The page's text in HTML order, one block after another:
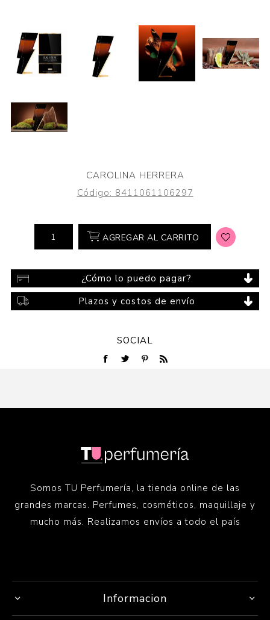
CAROLINA HERRERA
Código: 8411061106297
AGREGAR AL CARRITO
¿Cómo lo puedo pagar?
Plazos y costos de envío
SOCIAL
Somos TU Perfumería, la tienda online de las
grandes marcas. Perfumes, cosméticos, maquillaje y
mucho más. Realizamos envíos a todo el país
Informacion